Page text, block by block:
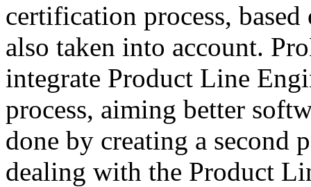
certification process,
also taken into account.
integrate Product Line
process, aiming better
done by creating a second
dealing with the Product